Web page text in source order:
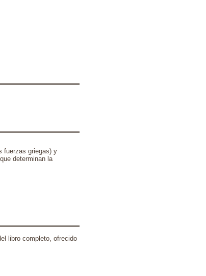
fuerzas griegas) y
determinan la
libro completo, ofrecido